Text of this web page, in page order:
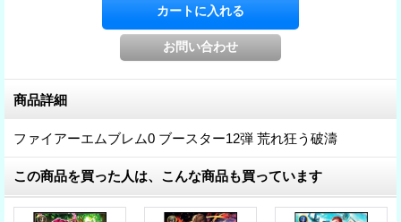
商品詳細
ファイアーエムブレム0 ブースター12弾 荒れ狂う破濤
この商品を買った人は、こんな商品も買っています